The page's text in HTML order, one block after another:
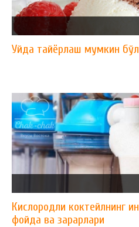
Уйда тайёрлаш мумкин
Кислородли коктейлнинг
фойда ва зарарлари